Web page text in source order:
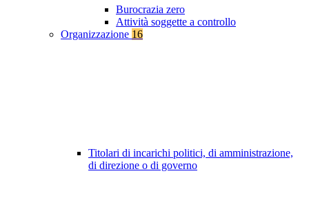
Burocrazia zero
Attività soggette a controllo
Organizzazione 16
Titolari di incarichi politici, di amministrazione,
di direzione o di governo